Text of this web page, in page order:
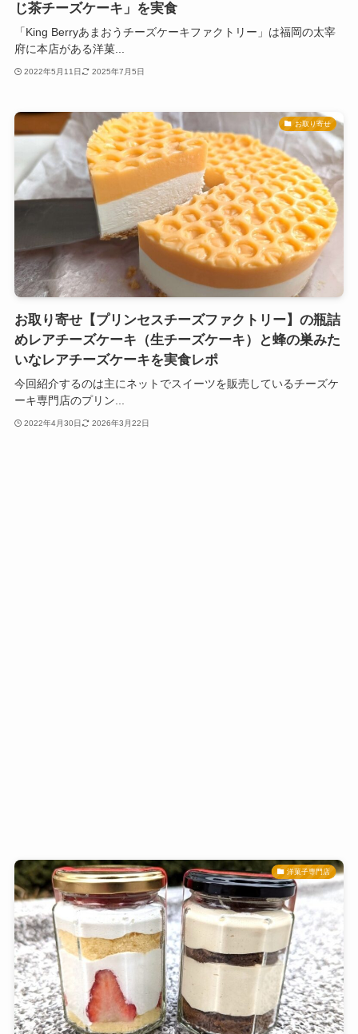
じ茶チーズケーキ」を実食
「King Berryあまおうチーズケーキファクトリー」は福岡の太宰
府に本店がある洋菓...
2022年5月11日 2025年7月5日
お取り寄せ
お取り寄せ【プリンセスチーズファクトリー】の瓶詰
めレアチーズケーキ（生チーズケーキ）と蜂の巣みた
いなレアチーズケーキを実食レポ
今回紹介するのは主にネットでスイーツを販売しているチーズケ
ーキ専門店のプリン...
2022年4月30日 2026年3月22日
洋菓子専門店